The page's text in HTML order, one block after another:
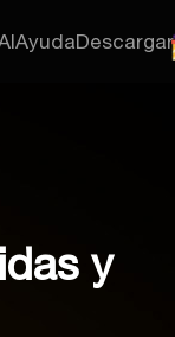
AyudaDescargar
y